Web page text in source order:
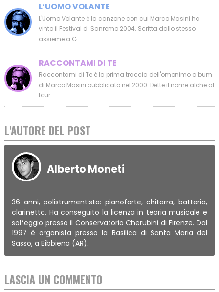
L’UOMO VOLANTE
L'Uomo Volante è la canzone con cui Marco Masini ha
vinto il Festival di Sanremo 2004. Scritta dallo stesso
assieme a G...
RACCONTAMI DI TE
Raccontami di Te è la prima traccia dell'omonimo album
di Marco Masini pubblicato nel 2000. Dette il nome alche al
tour...
L'AUTORE DEL POST
Alberto Moneti
36 anni, polistrumentista: pianoforte, chitarra, batteria,
clarinetto. Ha conseguito la licenza in teoria musicale e
solfeggio presso il Conservatorio Cherubini di Firenze. Dal
1997 è organista presso la Basilica di Santa Maria del
Sasso, a Bibbiena (AR).
LASCIA UN COMMENTO